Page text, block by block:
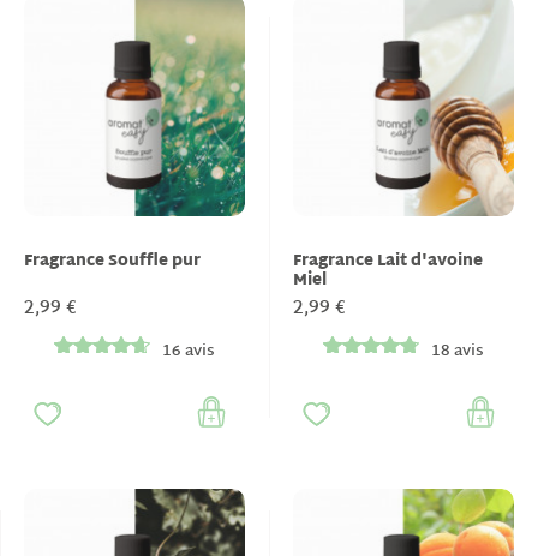
Fragrance Souffle pur
2,99 €
16 avis
Fragrance Lait d'avoine
Miel
2,99 €
18 avis